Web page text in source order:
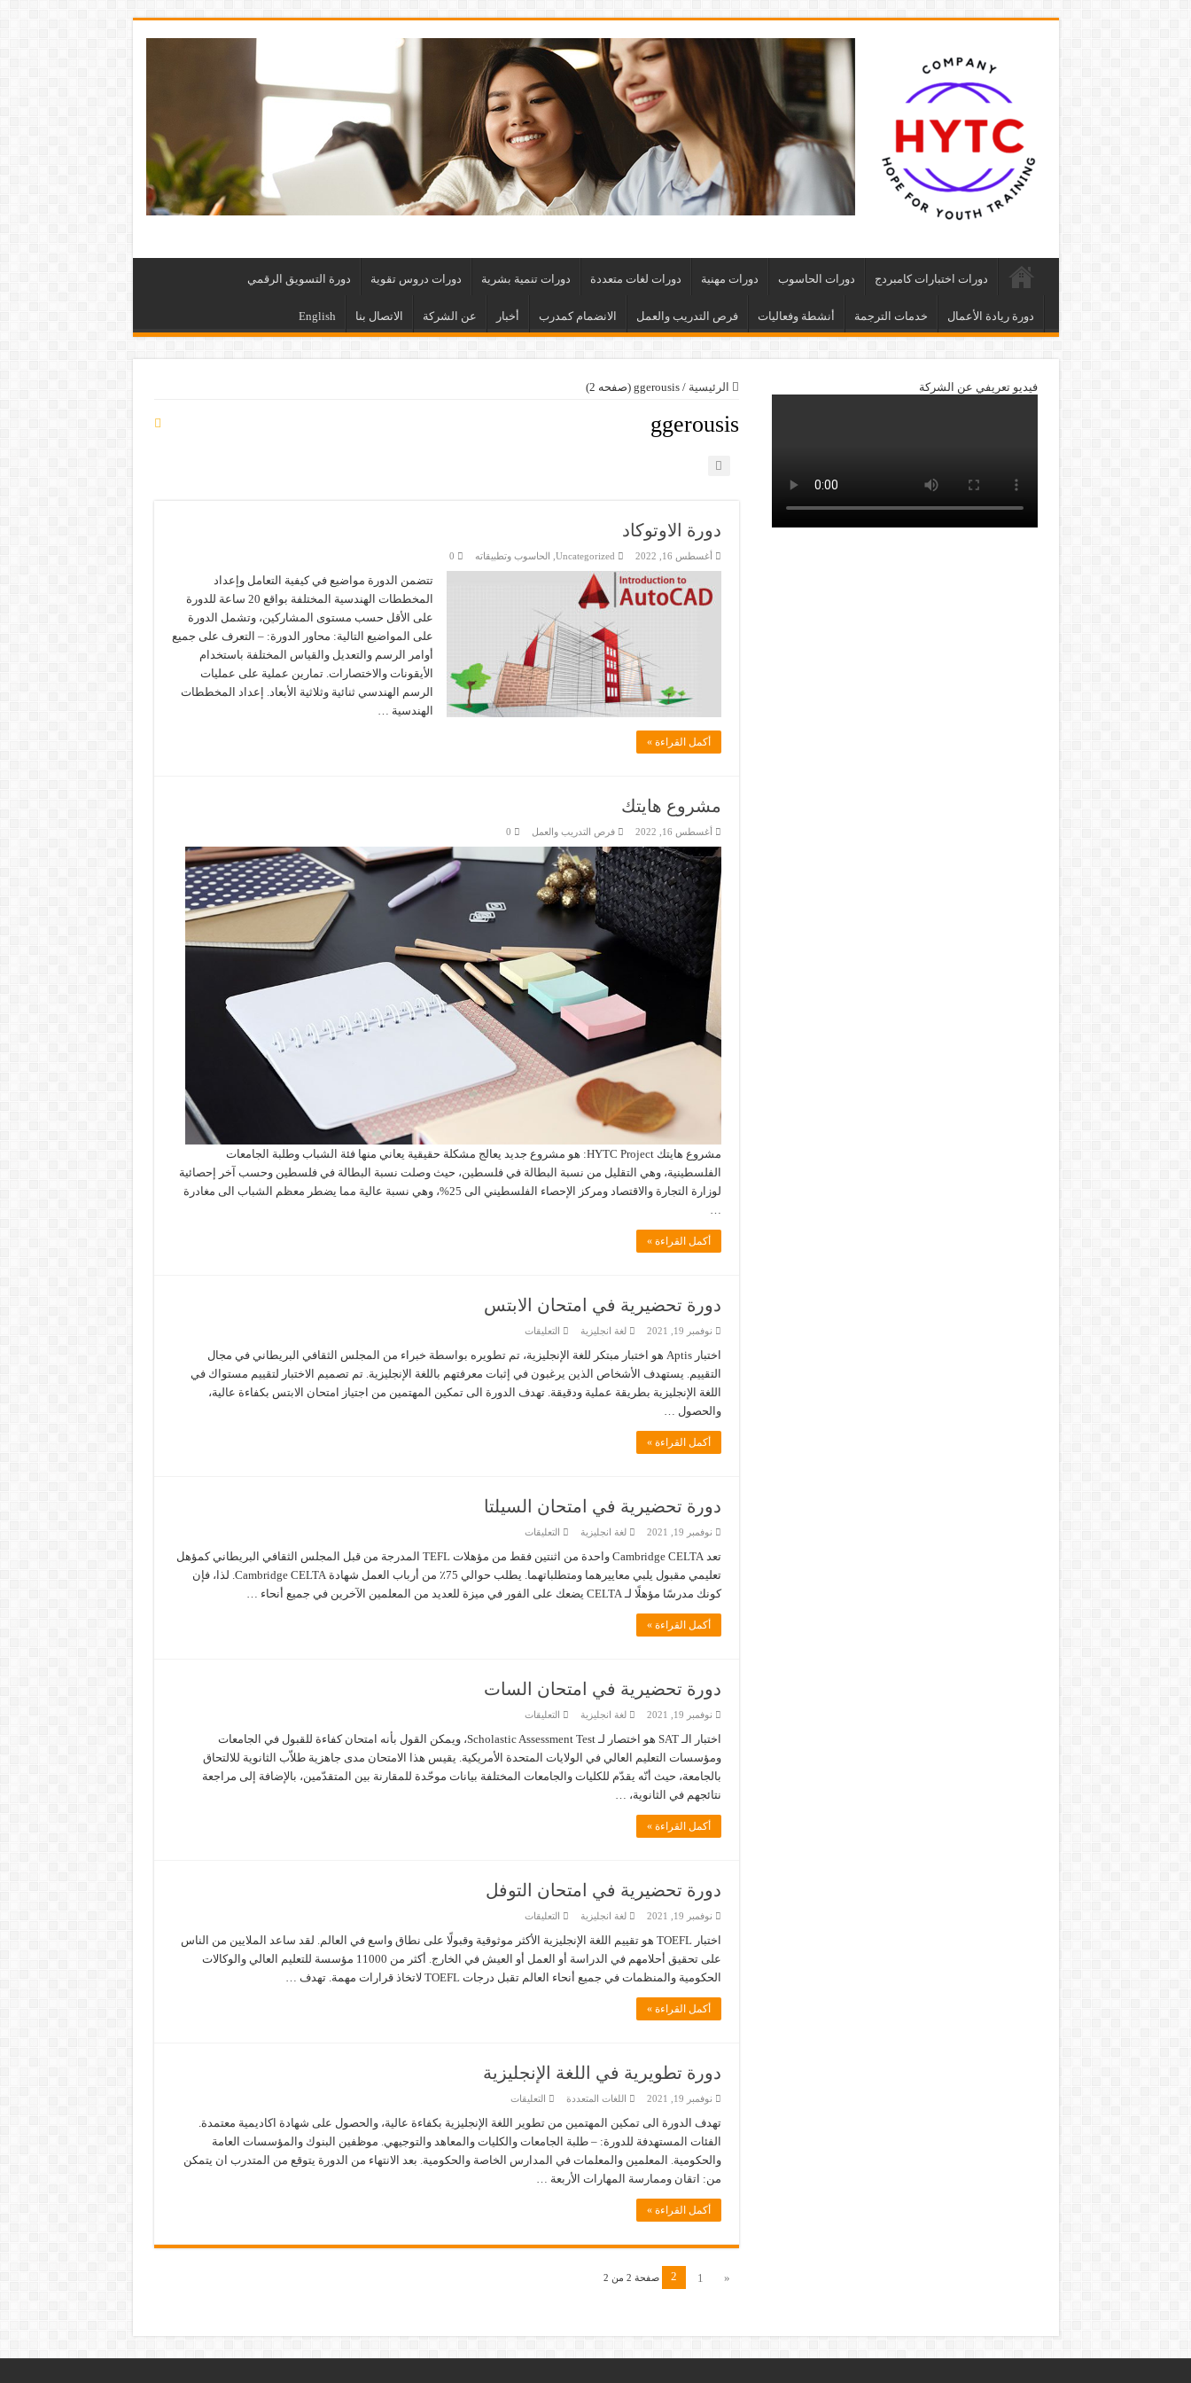
دورات اختبارات كامبردج دورات الحاسوب دورات مهنية دورات لغات متعددة دورات تنمية بشرية دورات دروس تقوية دورة التسويق الرقمي
دورة ريادة الأعمال خدمات الترجمة أنشطة وفعاليات فرص التدريب والعمل الانضمام كمدرب أخبار عن الشركة الاتصال بنا English
الرئيسية / ggerousis (صفحه 2)
ggerousis
دورة الاوتوكاد
أغسطس 16, 2022 Uncategorized الحاسوب وتطبيقاته 0
تتضمن الدورة مواضيع في كيفية التعامل وإعداد
المخططات الهندسية المختلفة بواقع 20 ساعة للدورة
على الأقل حسب مستوى المشاركين، وتشمل الدورة
على المواضيع التالية: محاور الدورة: – التعرف على جميع
أوامر الرسم والتعديل والقياس المختلفة باستخدام
الأيقونات والاختصارات. تمارين عملية على عمليات
الرسم الهندسي ثنائية وثلاثية الأبعاد. إعداد المخططات
الهندسية …
أكمل القراءة »
مشروع هايتك
أغسطس 16, 2022 فرص التدريب والعمل 0
مشروع هايتك HYTC Project: هو مشروع جديد يعالج مشكلة حقيقية يعاني منها فئة الشباب وطلبة الجامعات
الفلسطينية، وهي التقليل من نسبة البطالة في فلسطين، حيث وصلت نسبة البطالة في فلسطين وحسب آخر إحصائية
لوزارة التجارة والاقتصاد ومركز الإحصاء الفلسطيني الى 25%، وهي نسبة عالية مما يضطر معظم الشباب الى مغادرة
…
أكمل القراءة »
دورة تحضيرية في امتحان الابتس
نوفمبر 19, 2021 لغة انجليزية التعليقات
تحضيرية
امتحان
الابتس
مغلقة
اختبار Aptis هو اختبار مبتكر للغة الإنجليزية، تم تطويره بواسطة خبراء من المجلس الثقافي البريطاني في مجال
التقييم. يستهدف الأشخاص الذين يرغبون في إثبات معرفتهم باللغة الإنجليزية. تم تصميم الاختبار لتقييم مستواك في
اللغة الإنجليزية بطريقة عملية ودقيقة. تهدف الدورة الى تمكين المهتمين من اجتياز امتحان الابتس بكفاءة عالية،
والحصول …
أكمل القراءة »
دورة تحضيرية في امتحان السيلتا
نوفمبر 19, 2021 لغة انجليزية التعليقات
تحضيرية
امتحان
السيلتا
مغلقة
تعد Cambridge CELTA واحدة من اثنتين فقط من مؤهلات TEFL المدرجة من قبل المجلس الثقافي البريطاني كمؤهل
تعليمي مقبول يلبي معاييرهما ومتطلباتهما. يطلب حوالي 75٪ من أرباب العمل شهادة Cambridge CELTA. لذا، فإن
كونك مدرسًا مؤهلًا لـ CELTA يضعك على الفور في ميزة للعديد من المعلمين الآخرين في جميع أنحاء …
أكمل القراءة »
دورة تحضيرية في امتحان السات
نوفمبر 19, 2021 لغة انجليزية التعليقات
تحضيرية
امتحان
السات
مغلقة
اختبار الـ SAT هو اختصار لـ Scholastic Assessment Test، ويمكن القول بأنه امتحان كفاءة للقبول في الجامعات
ومؤسسات التعليم العالي في الولايات المتحدة الأمريكية. يقيس هذا الامتحان مدى جاهزية طلاّب الثانوية للالتحاق
بالجامعة، حيث أنّه يقدّم للكليات والجامعات المختلفة بيانات موحّدة للمقارنة بين المتقدّمين، بالإضافة إلى مراجعة
نتائجهم في الثانوية، …
أكمل القراءة »
دورة تحضيرية في امتحان التوفل
نوفمبر 19, 2021 لغة انجليزية التعليقات
تحضيرية
في
امتحان
التوفل
مغلقة
اختبار TOEFL هو تقييم اللغة الإنجليزية الأكثر موثوقية وقبولًا على نطاق واسع في العالم. لقد ساعد الملايين من الناس
على تحقيق أحلامهم في الدراسة أو العمل أو العيش في الخارج. أكثر من 11000 مؤسسة للتعليم العالي والوكالات
الحكومية والمنظمات في جميع أنحاء العالم تقبل درجات TOEFL لاتخاذ قرارات مهمة. تهدف …
أكمل القراءة »
دورة تطويرية في اللغة الإنجليزية
نوفمبر 19, 2021 اللغات المتعددة التعليقات
تطويرية
اللغة
الإنجليزية
مغلقة
تهدف الدورة الى تمكين المهتمين من تطوير اللغة الإنجليزية بكفاءة عالية، والحصول على شهادة اكاديمية معتمدة.
الفئات المستهدفة للدورة: – طلبة الجامعات والكليات والمعاهد والتوجيهي. موظفين البنوك والمؤسسات العامة
والحكومية. المعلمين والمعلمات في المدارس الخاصة والحكومية. بعد الانتهاء من الدورة يتوقع من المتدرب ان يتمكن
من: اتقان وممارسة المهارات الأربعة …
أكمل القراءة »
صفحة 2 من 2 «
1
2
فيديو تعريفي عن الشركة